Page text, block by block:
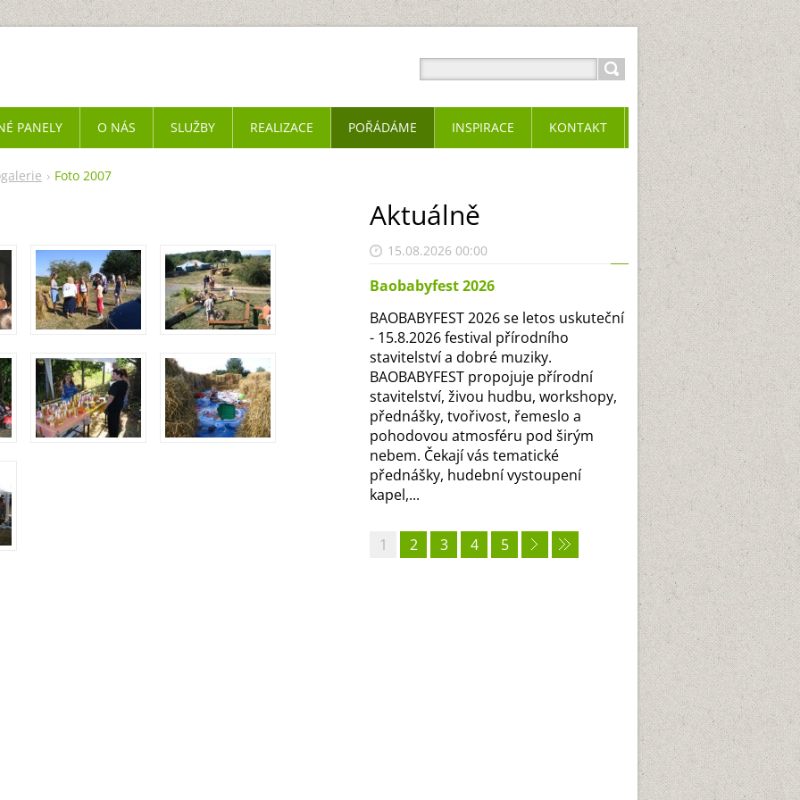
Foto 2007
Aktuálně
15.08.2026 00:00
Baobabyfest 2026
BAOBABYFEST 2026 se letos uskuteční
- 15.8.2026 festival přírodního
stavitelství a dobré muziky.
BAOBABYFEST propojuje přírodní
stavitelství, živou hudbu, workshopy,
přednášky, tvořivost, řemeslo a
pohodovou atmosféru pod širým
nebem. Čekají vás tematické
přednášky, hudební vystoupení
kapel,...
1 2 3 4 5
PANELY O NÁS SLUŽBY REALIZACE POŘÁDÁME INSPIRACE KONTAKT